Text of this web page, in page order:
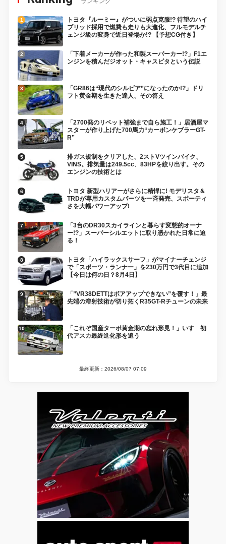
トヨタ『ルーミー』がついに弱点克服!? 待望のハイ
ブリッド採用で燃費も走りも大進化、フルモデルチ
ェンジ級の変身で近日登場か!? 【予想CG付き】
「下着メーカーが作った和製スーパーカー!?」F1エ
ンジンを積んだジオット・キャスピタという伝説
「GR86は“現代のシルビア”になったのか!?」ドリ
フト黄金期を生きた達人、その答え
「2700発のリベット補強まで自ら施工！」居酒屋マ
スターが作り上げた700馬力“カーボンケブラーGT-
R”
排ガス規制をクリアした、2ストVツインバイク、
VINS。排気量は249.5cc、83HPを絞り出す。その
エンジンの技術とは
トヨタ 新型ハリアーがさらに精悍に! モデリスタ＆
TRDが専用カスタムパーツを一斉発売、スポーティ
さを大幅パワーアップ!
「3台のDR30スカイラインと暮らす変態的オーナ
ー!?」スーパーシルエットに取り憑かれた日常に迫
る！
トヨタ「ハイラックスサーフ」がマイナーチェンジ
で「スポーツ・ランナー」を230万円で3代目に追加
【今日は何の日？8月4日】
「”VR38DETTはボアアップできない”を覆す！」最
先端の溶射技術が切り拓くR35GT-Rチューンの未来
「これぞ国産ターボ黄金期の忘れ形見！」いすゞ初
代アスカ最終進化形を追う
最終更新：2026/08/07 07:09